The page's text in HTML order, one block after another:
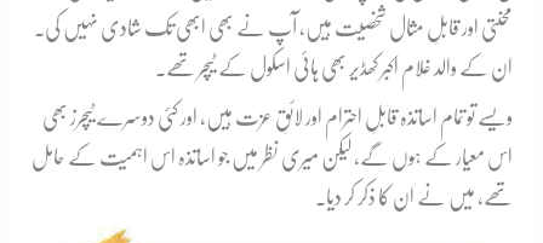
محنتی اور قابلِ مثال شخصیت ہیں، آپ نے بھی ابھی تک شادی نہیں کی۔
ان کے والد غلام اکبر کھڈیر بھی ہائی اسکول کے ٹیچر تھے۔
ویسے تو تمام اساتذہ قابلِ احترام اور لائقِ عزت ہیں، اور کئی دوسرے ٹیچرز بھی
اس معیار کے ہوں گے، لیکن میری نظر میں جو اساتذہ اس اہمیت کے حامل
تھے، میں نے ان کا ذکر کر دیا۔